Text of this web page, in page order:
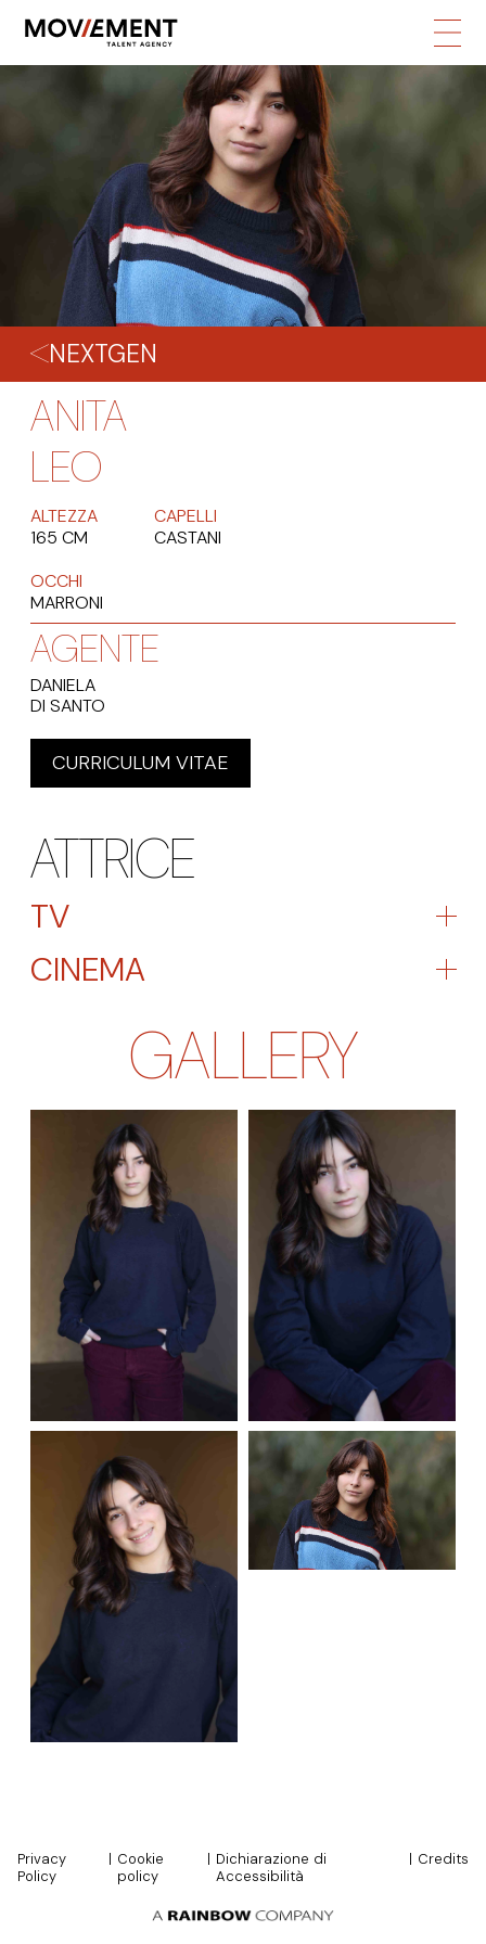
NEXTGEN
ANITA
LEO
ALTEZZA
165 CM
CAPELLI
CASTANI
OCCHI
MARRONI
AGENTE
DANIELA
DI SANTO
CURRICULUM VITAE
ATTRICE
TV
CINEMA
GALLERY
Privacy
Policy
| Cookie
policy
| Dichiarazione di
Accessibilità
| Credits